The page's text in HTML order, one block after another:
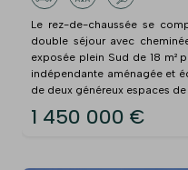
Le rez-de-chaussée se
double séjour avec
exposée plein Sud de 18 m²
indépendante aménagée et
de deux généreux espaces
1 450 000 €